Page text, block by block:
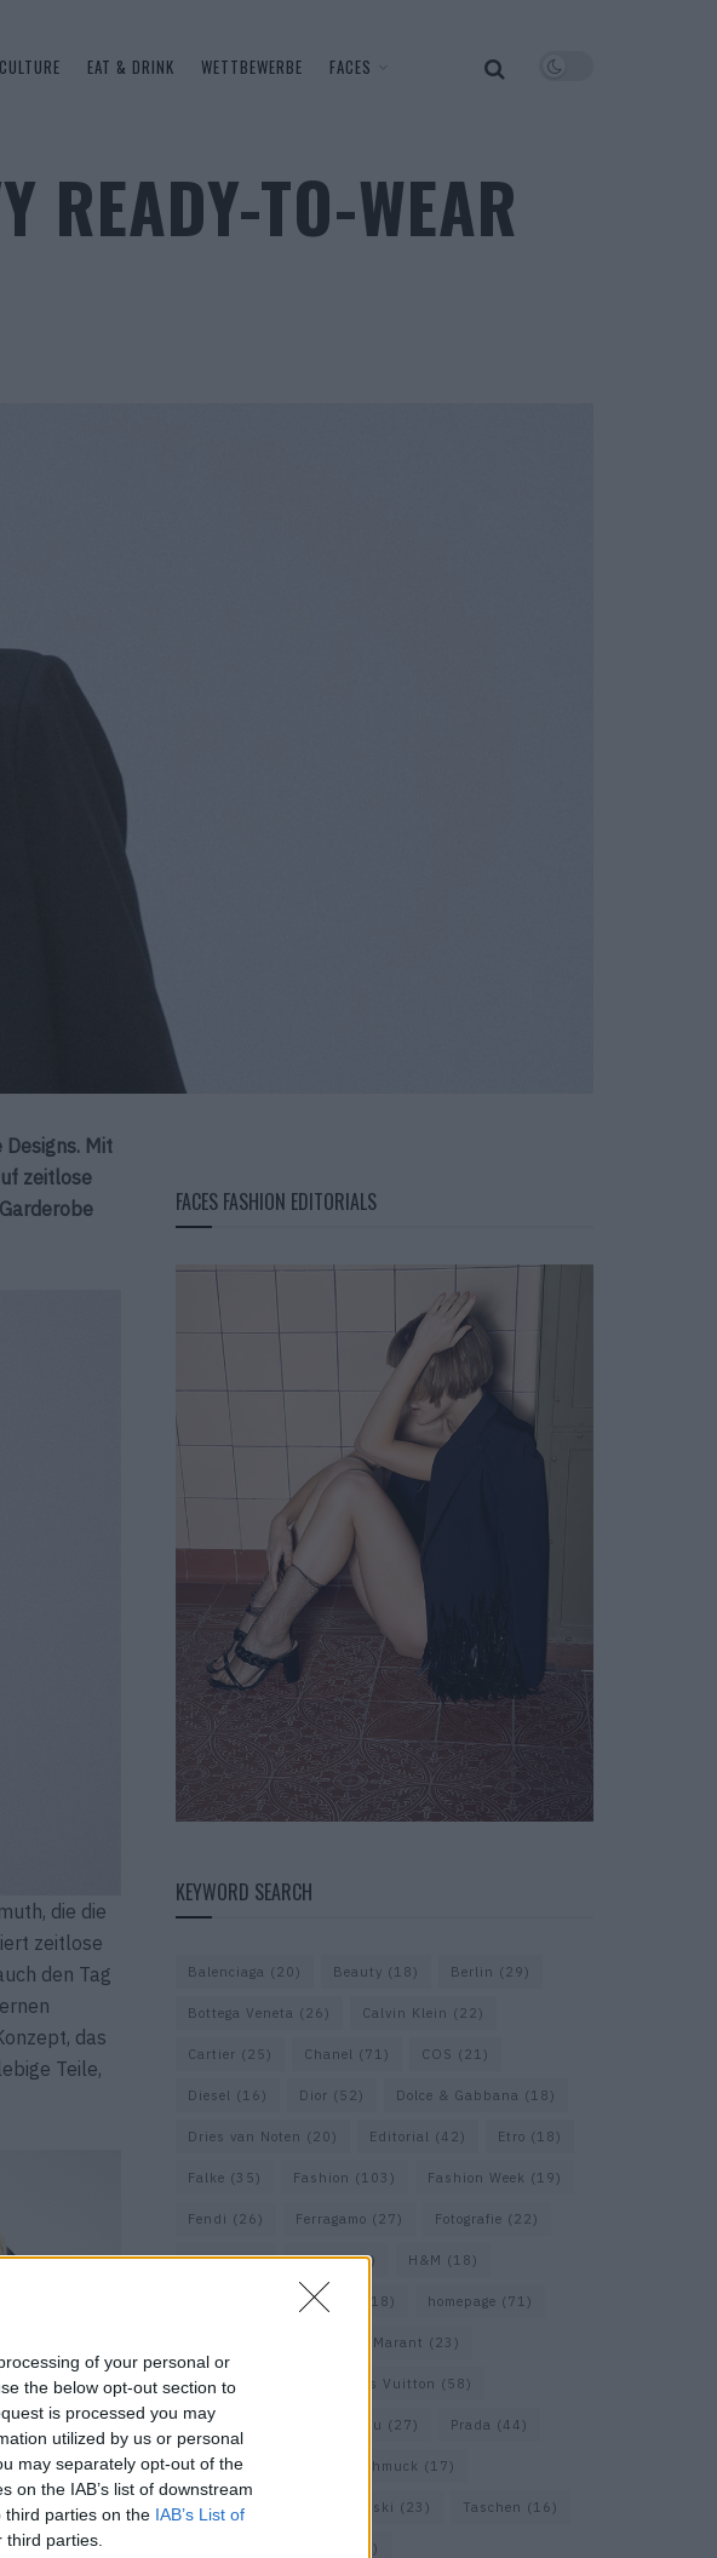
of your personal or
the below opt-out section to
is processed you may
utilized by us or personal
may separately opt-out of the
on the IAB’s list of downstream
third parties on the IAB’s List of
parties.
CULTURE EAT & DRINK WETTBEWERBE FACES
READY-TO-WEAR
Mit
zeitlose
die die
zeitlose
den Tag
das
Teile,
FACES FASHION EDITORIALS
KEYWORD SEARCH
Balenciaga (20) Beauty (18) Berlin (29)
Bottega Veneta (26) Calvin Klein (22)
Cartier (25) Chanel (71) COS (21)
Diesel (16) Dior (52) Dolce & Gabbana (18)
Dries van Noten (20) Editorial (42) Etro (18)
Falke (35) Fashion (103) Fashion Week (19)
Fendi (26) Ferragamo (27) Fotografie (22)
Gucci(69) Guess(17) H&M (18)
Hermès (18) homepage (71)
Isabel Marant (23)
Jimmy Choo Louis Vuitton (58)
Max Mara Miu Miu (27) Prada (44)
Saint Laurent Schmuck (17)
Sportmax Swarovski (23) Taschen (16)
(33)